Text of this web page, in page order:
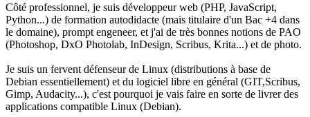
Côté professionnel, je suis développeur web (PHP, JavaScript,
Python...) de formation autodidacte (mais titulaire d'un Bac +4 dans
le domaine), prompt engeneer, et j'ai de très bonnes notions de PAO
(Photoshop, DxO Photolab, InDesign, Scribus, Krita...) et de photo.
Je suis un fervent défenseur de Linux (distributions à base de
Debian essentiellement) et du logiciel libre en général (GIT,Scribus,
Gimp, Audacity...), c'est pourquoi je vais faire en sorte de livrer des
applications compatible Linux (Debian).